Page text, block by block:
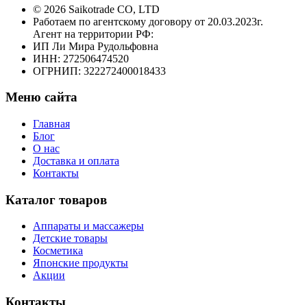
© 2026 Saikotrade CO, LTD
Работаем по агентскому договору от 20.03.2023г.
Агент на территории РФ:
ИП Ли Мира Рудольфовна
ИНН: 272506474520
ОГРНИП: 322272400018433
Меню сайта
Главная
Блог
О нас
Доставка и оплата
Контакты
Каталог товаров
Аппараты и массажеры
Детские товары
Косметика
Японские продукты
Акции
Контакты